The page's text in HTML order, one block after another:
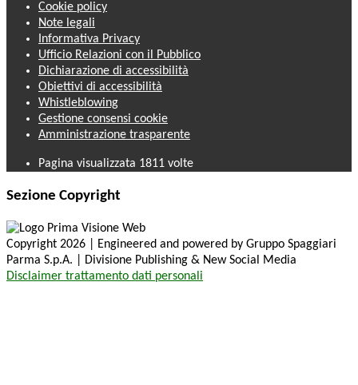
Cookie policy
Note legali
Informativa Privacy
Ufficio Relazioni con il Pubblico
Dichiarazione di accessibilità
Obiettivi di accessibilità
Whistleblowing
Gestione consensi cookie
Amministrazione trasparente
Pagina visualizzata 1811 volte
Sezione Copyright
Copyright 2026 | Engineered and powered by Gruppo Spaggiari
Parma S.p.A. | Divisione Publishing & New Social Media
Disclaimer trattamento dati personali